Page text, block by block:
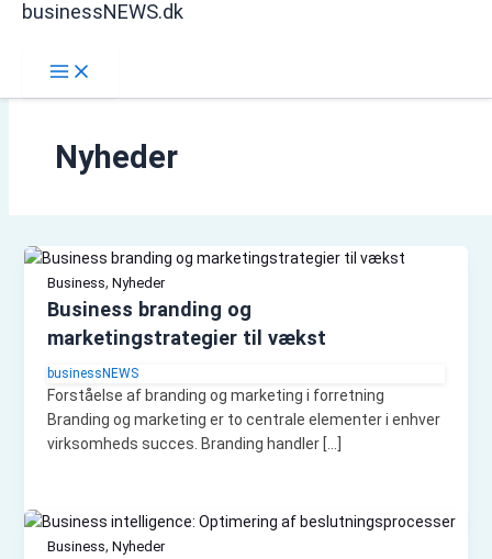
businessNEWS.dk
Nyheder
Business, Nyheder
Business branding og
marketingstrategier til vækst
businessNEWS
Forståelse af branding og marketing i forretning
Branding og marketing er to centrale elementer i enhver
virksomheds succes. Branding handler […]
Business, Nyheder